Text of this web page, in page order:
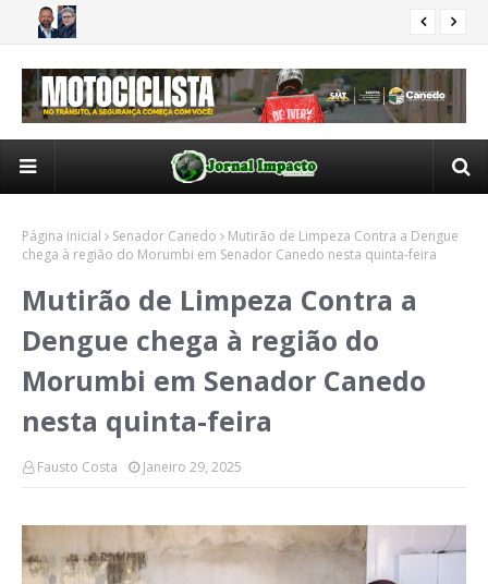
GOIÂNIA
Página inicial Senador Canedo
Mutirão de Limpeza Contra a Dengue
chega à região do Morumbi em Senador Canedo nesta quinta-feira
Mutirão de Limpeza Contra a
Dengue chega à região do
Morumbi em Senador Canedo
nesta quinta-feira
Fausto Costa Janeiro 29, 2025